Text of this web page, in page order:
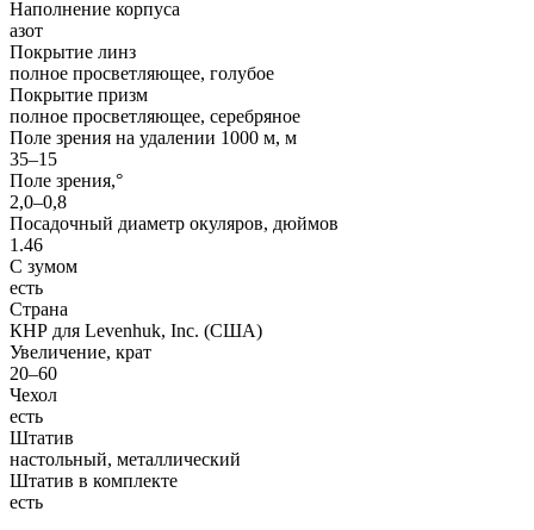
Наполнение корпуса
азот
Покрытие линз
полное просветляющее, голубое
Покрытие призм
полное просветляющее, серебряное
Поле зрения на удалении 1000 м, м
35–15
Поле зрения,°
2,0–0,8
Посадочный диаметр окуляров, дюймов
1.46
С зумом
есть
Страна
КНР для Levenhuk, Inc. (США)
Увеличение, крат
20–60
Чехол
есть
Штатив
настольный, металлический
Штатив в комплекте
есть